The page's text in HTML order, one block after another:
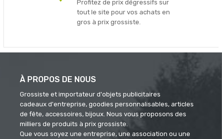
Profitez de prix dégressifs sur
tout le site pour vos achats en
gros à prix grossiste.
À PROPOS DE NOUS
Grossiste et importateur d'objets publicitaires
cadeaux d'entreprise, goodies personnalisables, articles
de fête, accessoires, bijoux. Nous vous proposons des
milliers de produits à prix grossiste.
Que vous soyez une entreprise, une association ou une